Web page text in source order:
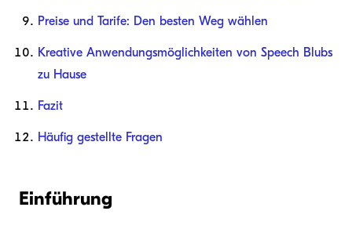
Preise und Tarife: Den besten Weg wählen
Kreative Anwendungsmöglichkeiten von Speech Blubs
zu Hause
Fazit
Häufig gestellte Fragen
Einführung